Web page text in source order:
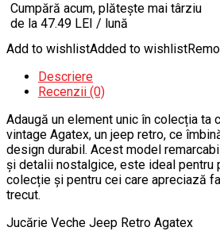
Cumpără acum, plătește mai târziu
de la 47.49 LEI / lună
Add to wishlistAdded to wishlist
Descriere
Recenzii (0)
Adaugă un element unic în colecția ta
vintage Agatex, un jeep retro, ce
design durabil. Acest model
și detalii nostalgice, este ideal pentru
colecție și pentru cei care apreciază
trecut.
Jucărie Veche Jeep Retro Agatex